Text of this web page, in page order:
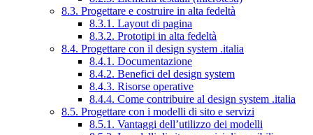
8.3. Progettare e costruire in alta fedeltà
8.3.1. Layout di pagina
8.3.2. Prototipi in alta fedeltà
8.4. Progettare con il design system .italia
8.4.1. Documentazione
8.4.2. Benefici del design system
8.4.3. Risorse operative
8.4.4. Come contribuire al design system .italia
8.5. Progettare con i modelli di sito e servizi
8.5.1. Vantaggi dell’utilizzo dei modelli